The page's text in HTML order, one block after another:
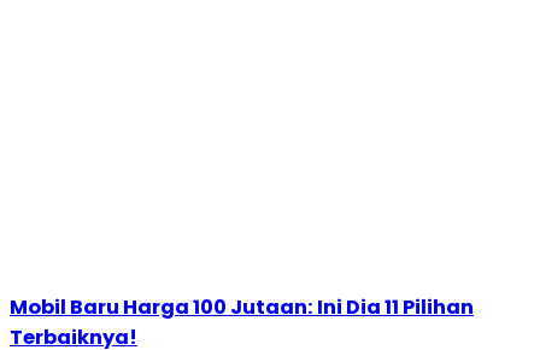
Mobil Baru Harga 100 Jutaan: Ini Dia 11 Pilihan
Terbaiknya!